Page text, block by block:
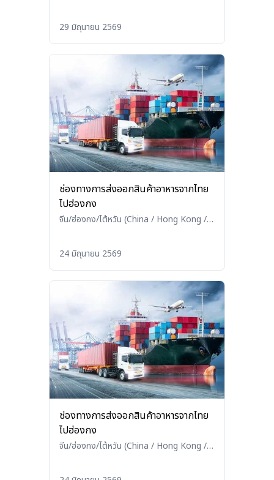
29 มิถุนายน 2569
ช่องทางการส่งออกสินค้าอาหารจากไทย
ไปฮ่องกง
จีน/ฮ่องกง/ไต้หวัน (China / Hong Kong /
24 มิถุนายน 2569
ช่องทางการส่งออกสินค้าอาหารจากไทย
ไปฮ่องกง
จีน/ฮ่องกง/ไต้หวัน (China / Hong Kong /